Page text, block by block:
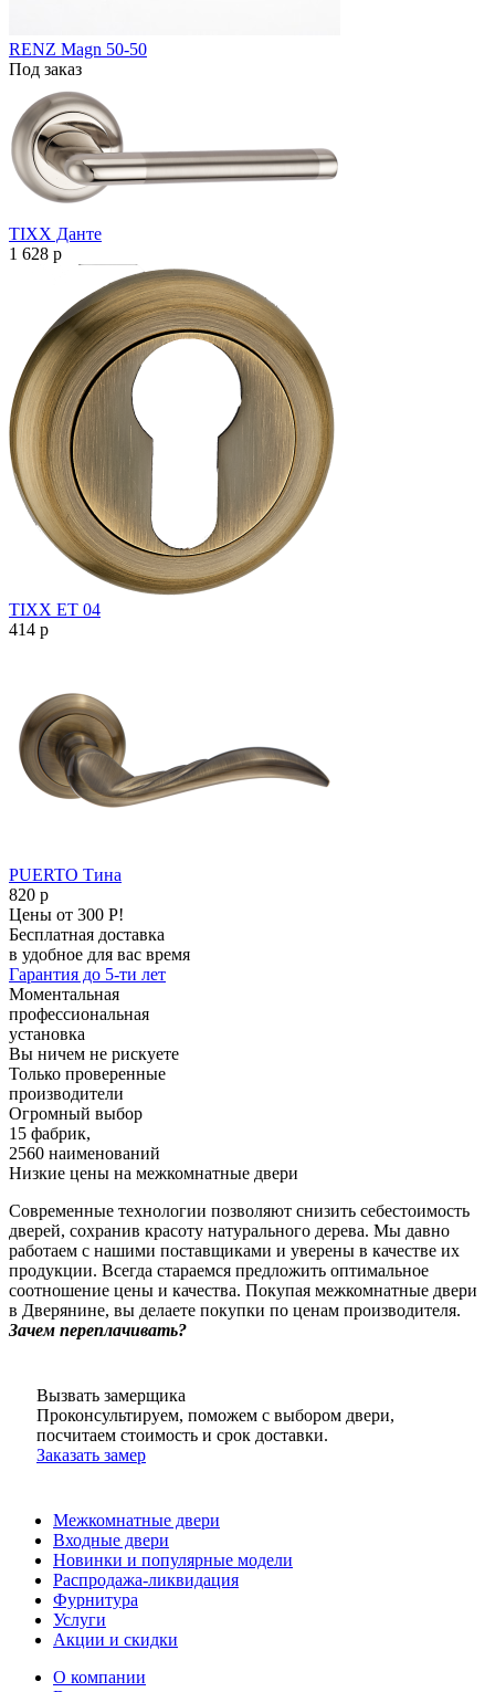
RENZ Magn 50-50
Под заказ
TIXX Данте
1 628 p
TIXX ET 04
414 p
PUERTO Тина
820 p
Цены от 300 Р!
Бесплатная доставка
в удобное для вас время
Гарантия до 5-ти лет
Моментальная
профессиональная
установка
Вы ничем не рискуете
Только проверенные
производители
Огромный выбор
15 фабрик,
2560 наименований
Низкие цены на межкомнатные двери
Современные технологии позволяют снизить себестоимость
дверей, сохранив красоту натурального дерева. Мы давно
работаем с нашими поставщиками и уверены в качестве их
продукции. Всегда стараемся предложить оптимальное
соотношение цены и качества. Покупая межкомнатные двери
в Дверянине, вы делаете покупки по ценам производителя.
Зачем переплачивать?
Вызвать замерщика
Проконсультируем, поможем с выбором двери,
посчитаем стоимость и срок доставки.
Заказать замер
Межкомнатные двери
Входные двери
Новинки и популярные модели
Распродажа-ликвидация
Фурнитура
Услуги
Акции и скидки
О компании